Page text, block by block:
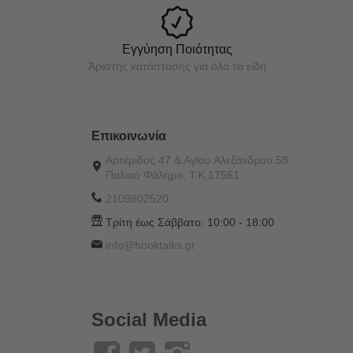
Εγγύηση Ποιότητας
Άριστης κατάστασης για όλα τα είδη
Επικοινωνία
Αρτέμιδος 47 & Αγίου Αλεξάνδρου 58
Παλαιό Φάληρο, Τ.Κ.17561
2109802520
Τρίτη έως Σάββατο: 10:00 - 18:00
info@booktalks.gr
Social Media